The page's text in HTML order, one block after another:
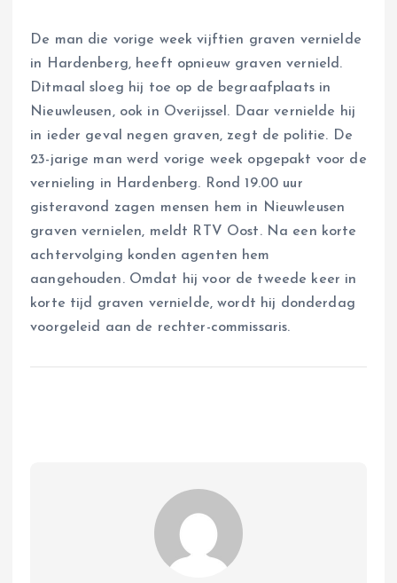
De man die vorige week vijftien graven vernielde
in Hardenberg, heeft opnieuw graven vernield.
Ditmaal sloeg hij toe op de begraafplaats in
Nieuwleusen, ook in Overijssel. Daar vernielde hij
in ieder geval negen graven, zegt de politie. De
23-jarige man werd vorige week opgepakt voor de
vernieling in Hardenberg. Rond 19.00 uur
gisteravond zagen mensen hem in Nieuwleusen
graven vernielen, meldt RTV Oost. Na een korte
achtervolging konden agenten hem
aangehouden. Omdat hij voor de tweede keer in
korte tijd graven vernielde, wordt hij donderdag
voorgeleid aan de rechter-commissaris.